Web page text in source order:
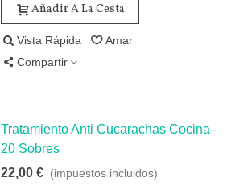
Añadir A La Cesta
Vista Rápida
Amar
Compartir
Tratamiento Anti Cucarachas Cocina -
20 Sobres
22,00 € (impuestos incluidos)